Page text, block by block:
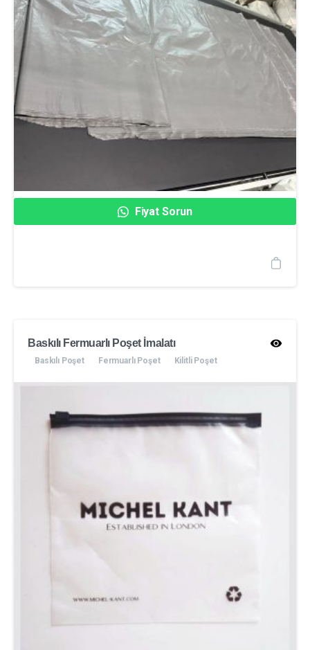
Fiyat Sorun
Baskılı Fermuarlı Poşet İmalatı
Baskılı Poşet Fermuarlı Poşet Kilitli Poşet